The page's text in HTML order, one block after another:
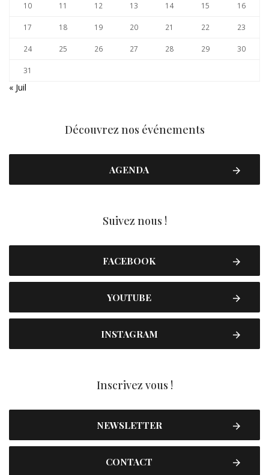
10 11 12 13 14 15 16
17 18 19 20 21 22 23
24 25 26 27 28 29 30
31
« Juil
Découvrez nos événements
AGENDA
Suivez nous !
FACEBOOK
YOUTUBE
INSTAGRAM
Inscrivez vous !
NEWSLETTER
CONTACT